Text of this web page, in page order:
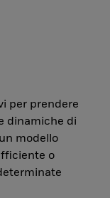
per prendere
dinamiche di
modello
o